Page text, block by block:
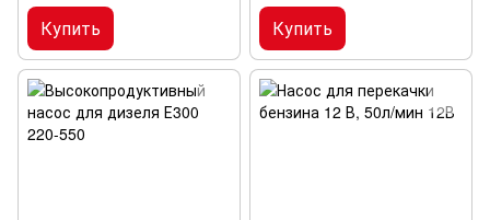
Купить Купить